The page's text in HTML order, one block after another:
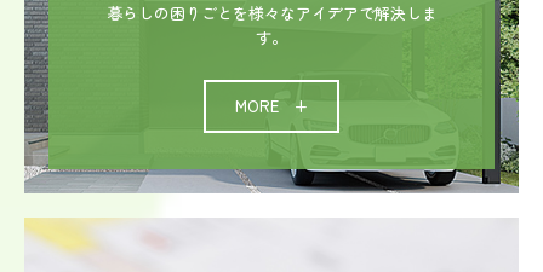
暮らしの困りごとを様々なアイデアで解決しま
す。
MORE +